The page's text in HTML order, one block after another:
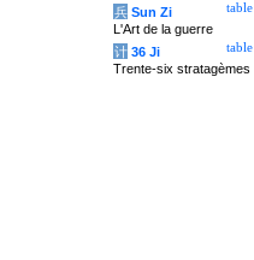
table
兵 Sun Zi
L'Art de la guerre
table
计 36 Ji
Trente-six stratagèmes